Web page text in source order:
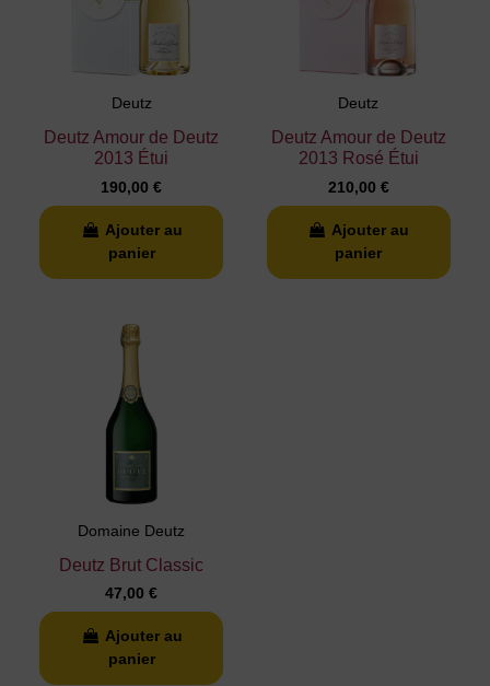
Deutz
Deutz Amour de Deutz
2013 Étui
190,00 €
Ajouter au
panier
Deutz
Deutz Amour de Deutz
2013 Rosé Étui
210,00 €
Ajouter au
panier
Domaine Deutz
Deutz Brut Classic
47,00 €
Ajouter au
panier